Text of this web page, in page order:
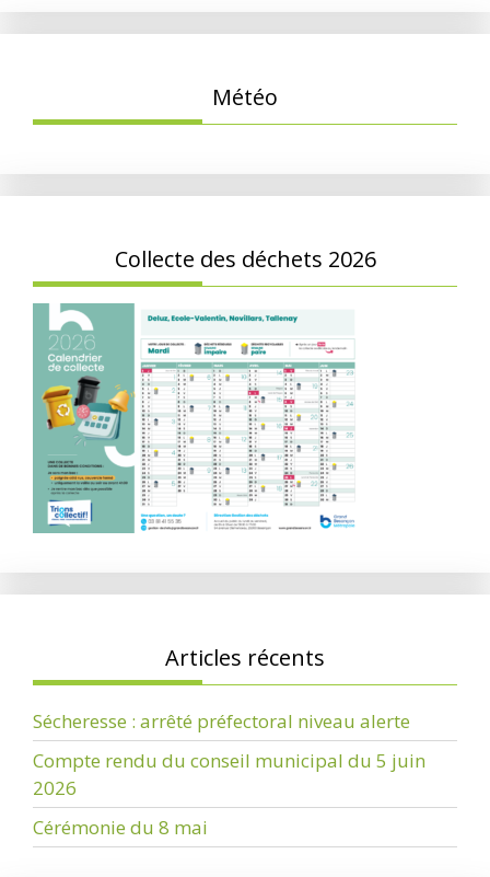
Météo
Collecte des déchets 2026
Articles récents
Sécheresse : arrêté préfectoral niveau alerte
Compte rendu du conseil municipal du 5 juin
2026
Cérémonie du 8 mai